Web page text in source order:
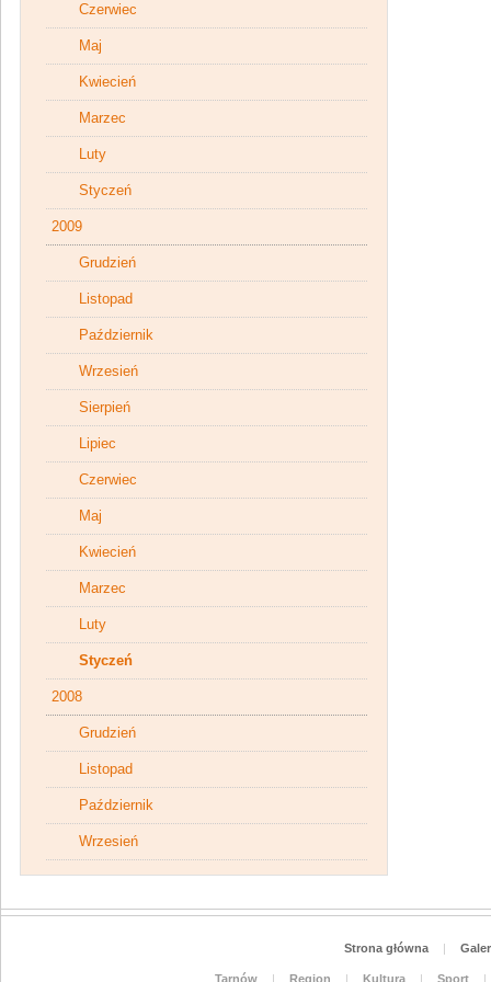
Czerwiec
Maj
Kwiecień
Marzec
Luty
Styczeń
2009
Grudzień
Listopad
Październik
Wrzesień
Sierpień
Lipiec
Czerwiec
Maj
Kwiecień
Marzec
Luty
Styczeń
2008
Grudzień
Listopad
Październik
Wrzesień
Strona główna |
Tarnów | Region | Kultura | Sport
|